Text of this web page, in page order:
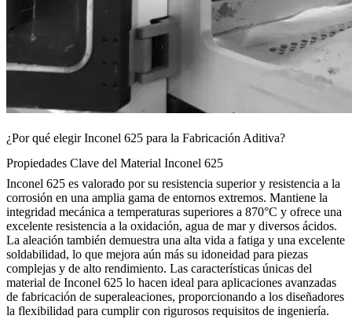
¿Por qué elegir Inconel 625 para la Fabricación Aditiva?
Propiedades Clave del Material Inconel 625
Inconel 625 es valorado por su resistencia superior y resistencia a la
corrosión en una amplia gama de entornos extremos. Mantiene la
integridad mecánica a temperaturas superiores a 870°C y ofrece una
excelente resistencia a la oxidación, agua de mar y diversos ácidos.
La aleación también demuestra una alta vida a fatiga y una excelente
soldabilidad, lo que mejora aún más su idoneidad para piezas
complejas y de alto rendimiento. Las características únicas del
material de Inconel 625 lo hacen ideal para aplicaciones avanzadas
de fabricación de superaleaciones, proporcionando a los diseñadores
la flexibilidad para cumplir con rigurosos requisitos de ingeniería.